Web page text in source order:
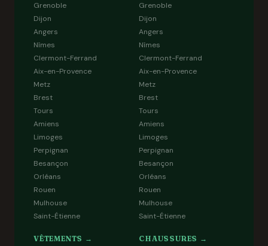
Grenoble
Dijon
Angers
Nîmes
Clermont-Ferrand
Aix-en-Provence
Metz
Brest
Tours
Amiens
Limoges
Perpignan
Besançon
Orléans
Rouen
Mulhouse
Saint-Étienne
Grenoble
Dijon
Angers
Nîmes
Clermont-Ferrand
Aix-en-Provence
Metz
Brest
Tours
Amiens
Limoges
Perpignan
Besançon
Orléans
Rouen
Mulhouse
Saint-Étienne
VÊTEMENTS → CHAUSSURES →